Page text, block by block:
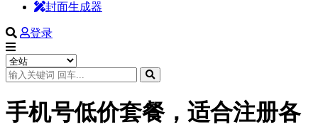
封面生成器
登录
手机号低价套餐，适合注册各